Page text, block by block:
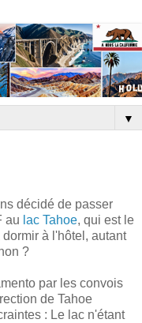
▼
décidé de passer
au lac Tahoe, qui est le
à l'hôtel, autant
?
par les convois
de Tahoe
: Le lac n'étant